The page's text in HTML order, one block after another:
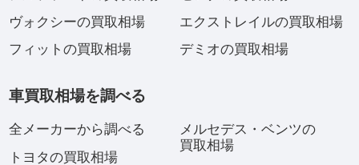
ヴォクシーの買取相場
フィットの買取相場
エクストレイルの買取相場
デミオの買取相場
車買取相場を調べる
全メーカーから調べる
トヨタの買取相場
メルセデス・ベンツの
買取相場